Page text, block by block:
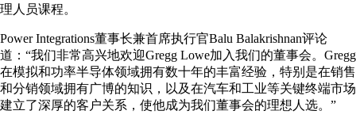
理人员课程。
Power Integrations董事长兼首席执行官Balu Balakrishnan评论
道：“我们非常高兴地欢迎Gregg Lowe加入我们的董事会。Gregg
在模拟和功率半导体领域拥有数十年的丰富经验，特别是在销售
和分销领域拥有广博的知识，以及在汽车和工业等关键终端市场
建立了深厚的客户关系，使他成为我们董事会的理想人选。”